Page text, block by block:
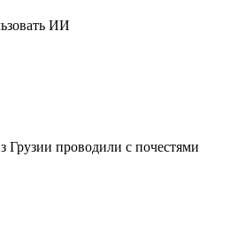
ИИ
Грузии проводили с почестями